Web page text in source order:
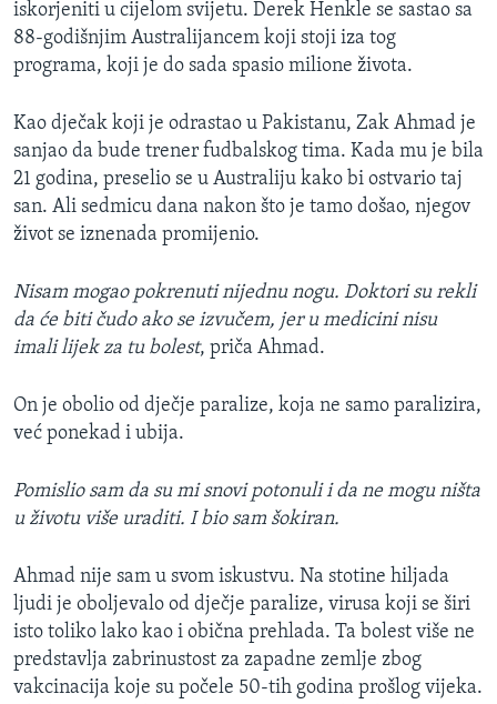
iskorjeniti u cijelom svijetu. Derek Henkle se sastao sa
88-godišnjim Australijancem koji stoji iza tog
programa, koji je do sada spasio milione života.
Kao dječak koji je odrastao u Pakistanu, Zak Ahmad je
sanjao da bude trener fudbalskog tima. Kada mu je bila
21 godina, preselio se u Australiju kako bi ostvario taj
san. Ali sedmicu dana nakon što je tamo došao, njegov
život se iznenada promijenio.
Nisam mogao pokrenuti nijednu nogu. Doktori su rekli
da će biti čudo ako se izvučem, jer u medicini nisu
imali lijek za tu bolest, priča Ahmad.
On je obolio od dječje paralize, koja ne samo paralizira,
već ponekad i ubija.
Pomislio sam da su mi snovi potonuli i da ne mogu ništa
u životu više uraditi. I bio sam šokiran.
Ahmad nije sam u svom iskustvu. Na stotine hiljada
ljudi je oboljevalo od dječje paralize, virusa koji se širi
isto toliko lako kao i obična prehlada. Ta bolest više ne
predstavlja zabrinustost za zapadne zemlje zbog
vakcinacija koje su počele 50-tih godina prošlog vijeka.